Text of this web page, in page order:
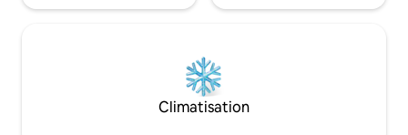
Climatisation